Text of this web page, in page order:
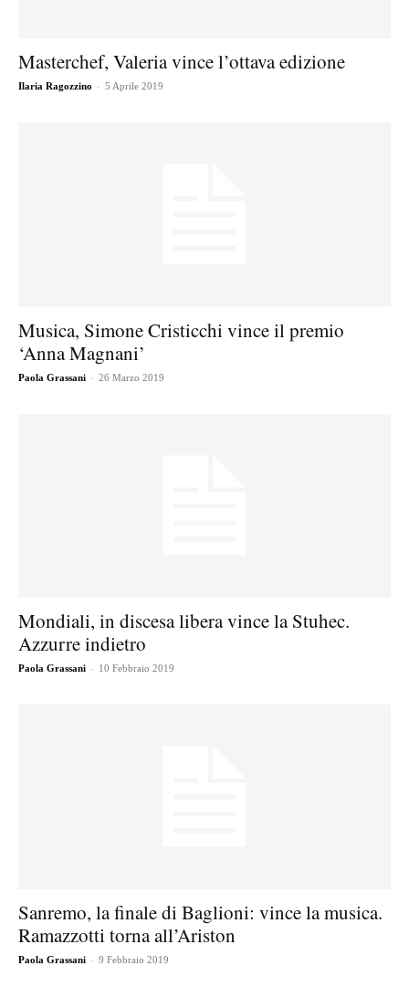
Masterchef, Valeria vince l’ottava edizione
Ilaria Ragozzino - 5 Aprile 2019
Musica, Simone Cristicchi vince il premio
‘Anna Magnani’
Paola Grassani - 26 Marzo 2019
Mondiali, in discesa libera vince la Stuhec.
Azzurre indietro
Paola Grassani - 10 Febbraio 2019
Sanremo, la finale di Baglioni: vince la musica.
Ramazzotti torna all’Ariston
Paola Grassani - 9 Febbraio 2019